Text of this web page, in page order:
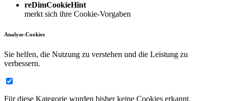
reDimCookieHint
merkt sich ihre Cookie-Vorgaben
Analyse-Cookies
Sie helfen, die Nutzung zu verstehen und die Leistung zu
verbessern.
Für diese Kategorie wurden bisher keine Cookies erkannt.